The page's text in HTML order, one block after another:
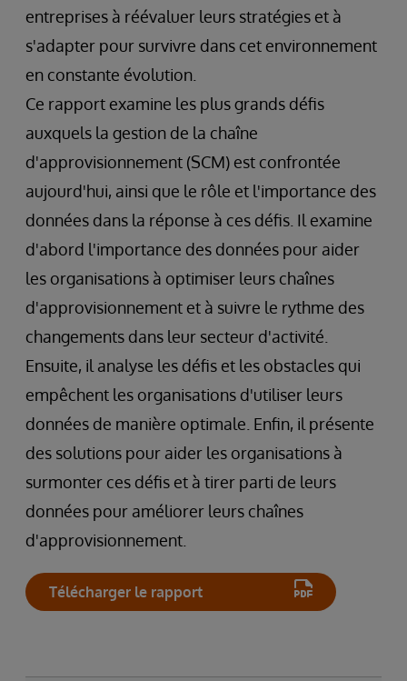
entreprises à réévaluer leurs stratégies et à
s'adapter pour survivre dans cet environnement
en constante évolution.
Ce rapport examine les plus grands défis
auxquels la gestion de la chaîne
d'approvisionnement (SCM) est confrontée
aujourd'hui, ainsi que le rôle et l'importance des
données dans la réponse à ces défis. Il examine
d'abord l'importance des données pour aider
les organisations à optimiser leurs chaînes
d'approvisionnement et à suivre le rythme des
changements dans leur secteur d'activité.
Ensuite, il analyse les défis et les obstacles qui
empêchent les organisations d'utiliser leurs
données de manière optimale. Enfin, il présente
des solutions pour aider les organisations à
surmonter ces défis et à tirer parti de leurs
données pour améliorer leurs chaînes
d'approvisionnement.
Télécharger le rapport